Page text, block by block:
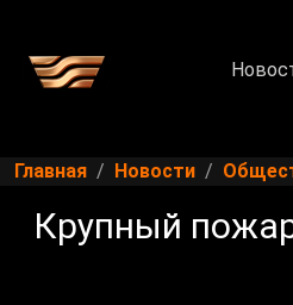
Главная Новости
Крупный